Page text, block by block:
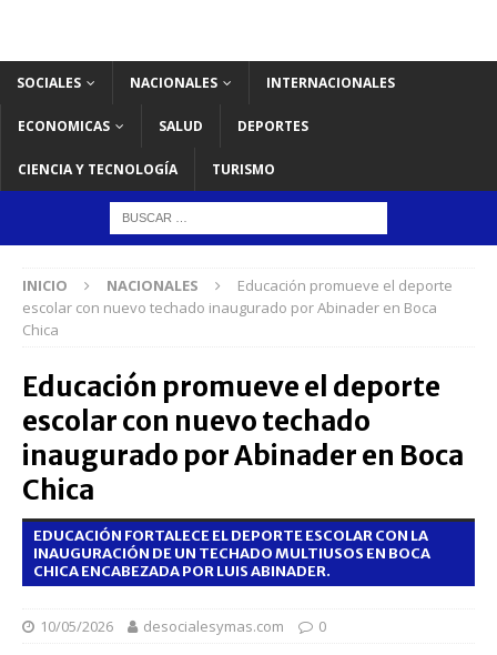
SOCIALES NACIONALES INTERNACIONALES
ECONOMICAS SALUD DEPORTES
CIENCIA Y TECNOLOGÍA TURISMO
INICIO NACIONALES
Educación promueve el deporte
escolar con nuevo techado inaugurado por Abinader en Boca
Chica
Educación promueve el deporte
escolar con nuevo techado
inaugurado por Abinader en Boca
Chica
EDUCACIÓN FORTALECE EL DEPORTE ESCOLAR CON LA
INAUGURACIÓN DE UN TECHADO MULTIUSOS EN BOCA
CHICA ENCABEZADA POR LUIS ABINADER.
10/05/2026 desocialesymas.com 0